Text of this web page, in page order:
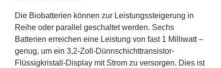
Die Biobatterien können zur Leistungssteigerung in
Reihe oder parallel geschaltet werden. Sechs
Batterien erreichen eine Leistung von fast 1 Milliwatt –
genug, um ein 3,2‑Zoll-Dünnschichttransistor-
Flüssigkristall-Display mit Strom zu versorgen. Dies ist